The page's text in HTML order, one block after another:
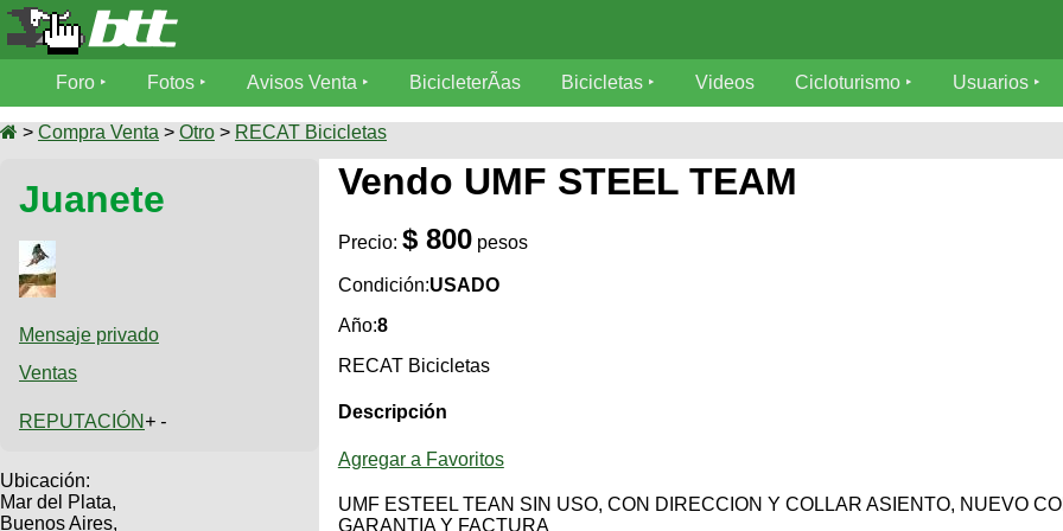
Foro
MecÃ¡nica
Fotos
SUBÃ
tu foto
Galeria
XC
Bicicletas
Viajes
Dirt
Avisos
Ventas
tu
Buscar
Fotos
BicicleterÃ­
Bicicletas
Tandem
Videos
Cicloturismo
Foro Fotos Avisos Venta BicicleterÃ­as Bicicletas Videos Cicloturismo Usuarios
> Compra Venta > Otro > RECAT Bicicletas
Juanete
Mensaje privado
Ventas
REPUTACIÓN + -
Ubicación:
Mar del Plata,
Buenos Aires,
Vendo UMF STEEL TEAM
Precio: $ 800pesos
Condición:USADO
Año:8
RECAT Bicicletas
Descripción
Agregar a Favoritos
UMF ESTEEL TEAN SIN USO, CON DIRECCION Y COLLAR ASIENTO, NUEVO
GARANTIA Y FACTURA